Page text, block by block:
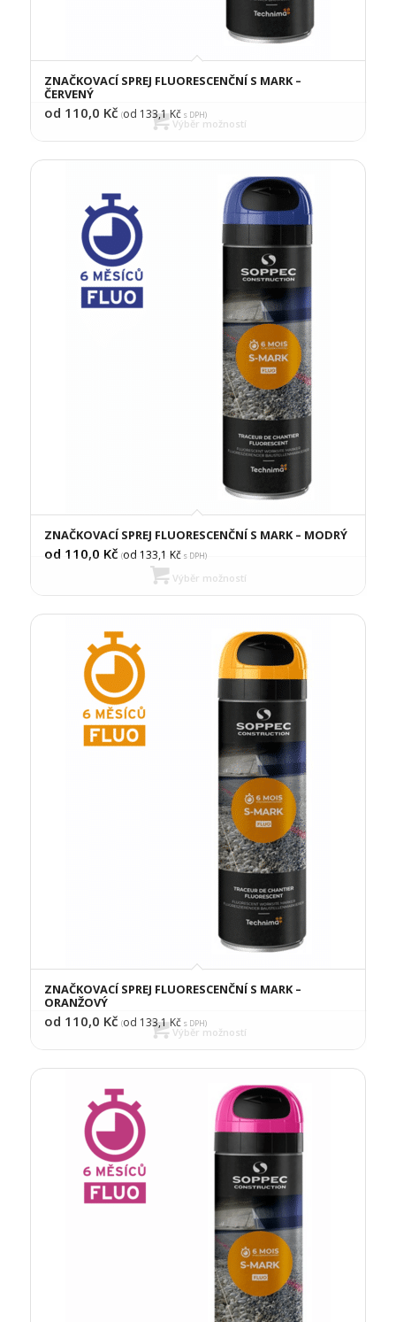
ZNAČKOVACÍ SPREJ FLUORESCENČNÍ S MARK –
ČERVENÝ
od 110,0 Kč (od 133,1Kčs DPH)
Výběr možností
ZNAČKOVACÍ SPREJ FLUORESCENČNÍ S MARK – MODRÝ
od 110,0 Kč (od 133,1 Kčs DPH)
Výběr možností
ZNAČKOVACÍ SPREJ FLUORESCENČNÍ S MARK –
ORANŽOVÝ
od 110,0 Kč (od 133,1Kčs DPH)
Výběr možností